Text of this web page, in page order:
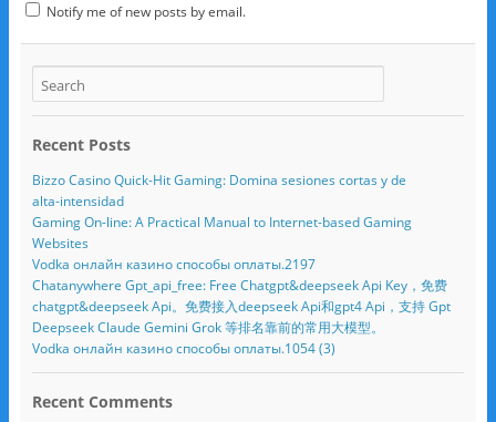
Notify me of new posts by email.
Recent Posts
Bizzo Casino Quick‑Hit Gaming: Domina sesiones cortas y de
alta‑intensidad
Gaming On-line: A Practical Manual to Internet-based Gaming
Websites
Vodka онлайн казино способы оплаты.2197
Chatanywhere Gpt_api_free: Free Chatgpt&deepseek Api Key，免费
chatgpt&deepseek Api。免费接入deepseek Api和gpt4 Api，支持 Gpt
Deepseek Claude Gemini Grok 等排名靠前的常用大模型。
Vodka онлайн казино способы оплаты.1054 (3)
Recent Comments